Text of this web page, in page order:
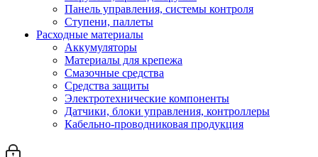
Панель управления, системы контроля
Ступени, паллеты
Расходные материалы
Аккумуляторы
Материалы для крепежа
Смазочные средства
Средства защиты
Электротехнические компоненты
Датчики, блоки управления, контроллеры
Кабельно-проводниковая продукция